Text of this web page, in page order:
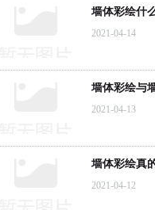
墙体彩绘什
2021-04-14
墙体彩绘与
2021-04-13
墙体彩绘真
2021-04-12